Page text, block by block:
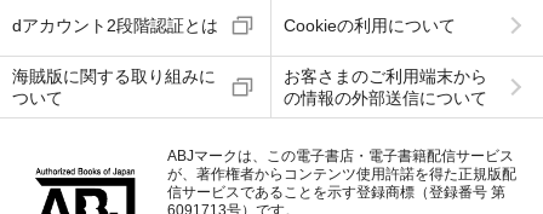
dアカウント2段階認証とは Cookieの利用について
海賊版に関する取り組みに
ついて
お客さまのご利用端末から
の情報の外部送信について
ABJマークは、この電子書店・電子書籍配信サービス
が、著作権者からコンテンツ使用許諾を得た正規版配
信サービスであることを示す登録商標（登録番号 第
6091713号）です。